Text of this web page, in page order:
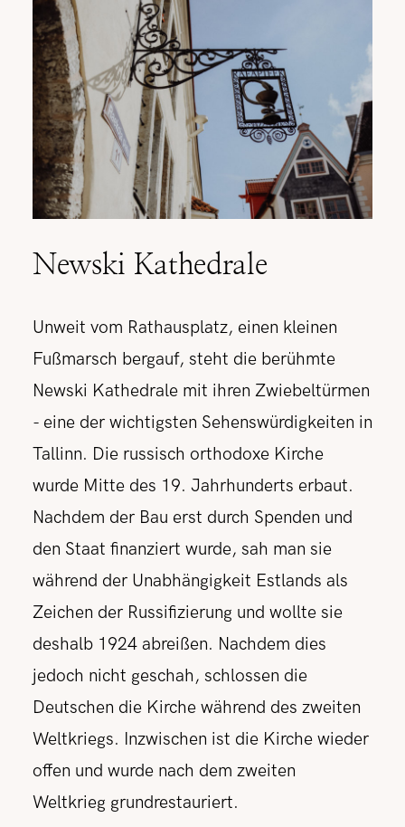
Newski Kathedrale
Unweit vom Rathausplatz, einen kleinen
Fußmarsch bergauf, steht die berühmte
Newski Kathedrale mit ihren Zwiebeltürmen
- eine der wichtigsten Sehenswürdigkeiten in
Tallinn. Die russisch orthodoxe Kirche
wurde Mitte des 19. Jahrhunderts erbaut.
Nachdem der Bau erst durch Spenden und
den Staat finanziert wurde, sah man sie
während der Unabhängigkeit Estlands als
Zeichen der Russifizierung und wollte sie
deshalb 1924 abreißen. Nachdem dies
jedoch nicht geschah, schlossen die
Deutschen die Kirche während des zweiten
Weltkriegs. Inzwischen ist die Kirche wieder
offen und wurde nach dem zweiten
Weltkrieg grundrestauriert.